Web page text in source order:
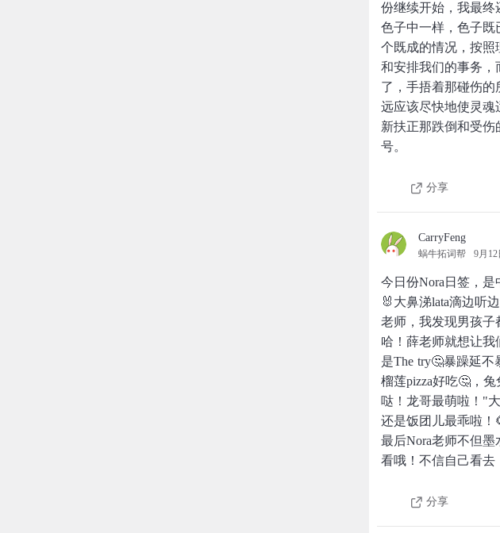
份继续开始，我最终
色子中一样，色子既
个既成的情况，按照
和安排我们的事务，
了，手捂着那碰伤的
远应该尽快地使灵魂
新扶正那跌倒和受
号。
分享
CarryFeng
蜗牛拓词帮 9月
今日份Nora日签，是
🐰大鼻涕lata滴边听
老师，我发现男孩子
哈！薛老师就想让
是The try🤔暴躁延
榴莲pizza好吃🤔，
哒！龙哥最萌啦！"
还是饭团儿最乖啦！
最后Nora老师不但
看哦！不信自己看去
分享